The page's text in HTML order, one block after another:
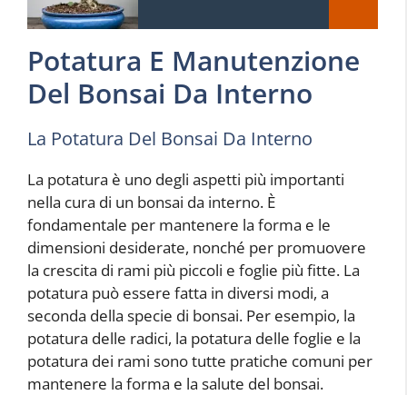
Potatura E Manutenzione
Del Bonsai Da Interno
La Potatura Del Bonsai Da Interno
La potatura è uno degli aspetti più importanti
nella cura di un bonsai da interno. È
fondamentale per mantenere la forma e le
dimensioni desiderate, nonché per promuovere
la crescita di rami più piccoli e foglie più fitte. La
potatura può essere fatta in diversi modi, a
seconda della specie di bonsai. Per esempio, la
potatura delle radici, la potatura delle foglie e la
potatura dei rami sono tutte pratiche comuni per
mantenere la forma e la salute del bonsai.